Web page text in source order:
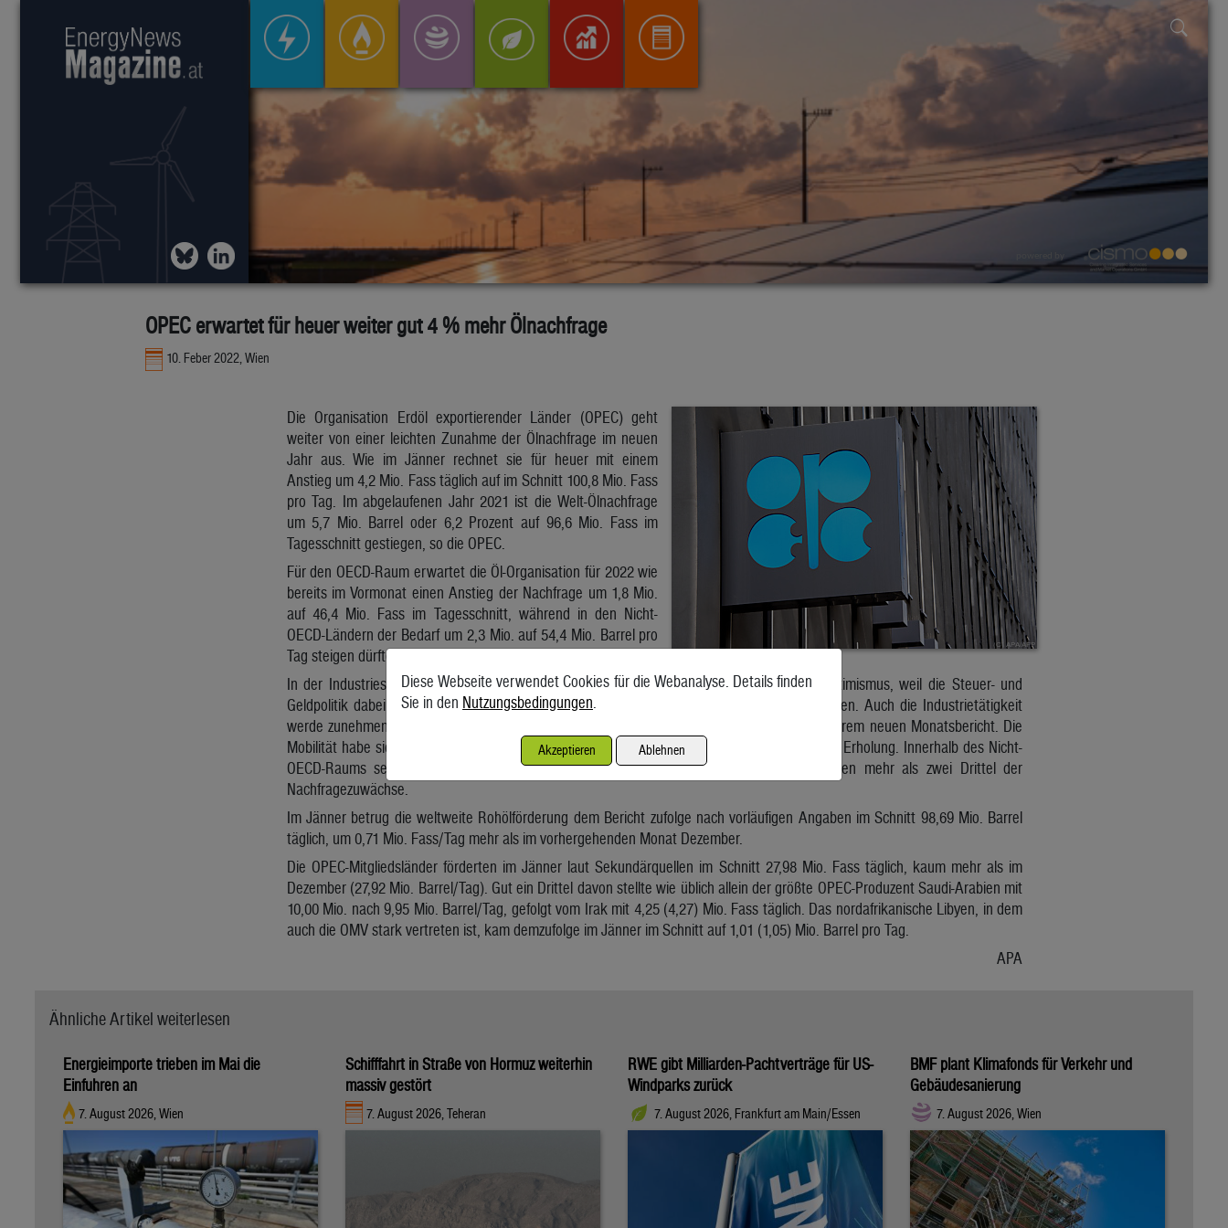
OPEC erwartet für heuer weiter gut 4 % mehr Ölnachfrage
10. Feber 2022, Wien
Die Organisation Erdöl exportierender Länder (OPEC) geht
weiter von einer leichten Zunahme der Ölnachfrage im neuen
Jahr aus. Wie im Jänner rechnet sie für heuer mit einem
Anstieg um 4,2 Mio. Fass täglich auf im Schnitt 100,8 Mio. Fass
pro Tag. Im abgelaufenen Jahr 2021 ist die Welt-Ölnachfrage
um 5,7 Mio. Barrel oder 6,2 Prozent auf 96,6 Mio. Fass im
Tagesschnitt gestiegen, so die OPEC.
Für den OECD-Raum erwartet die Öl-Organisation für 2022 wie
bereits im Vormonat einen Anstieg der Nachfrage um 1,8 Mio.
auf 46,4 Mio. Fass im Tagesschnitt, während in den Nicht-
OECD-Ländern der Bedarf um 2,3 Mio. auf 54,4 Mio. Barrel pro
Tag steigen dürfte.
In der Industriestaaten-Gemeinschaft OECD steige durch das Wirtschaftswachstum der Optimismus, weil die Steuer- und
Geldpolitik dabei helfe, die Omikron-Auswirkungen auf die Ölnachfrage mehr als auszugleichen. Auch die Industrietätigkeit
werde zunehmen und die Dieselnachfrage ankurbeln, erklärte die OPEC am Donnerstag in ihrem neuen Monatsbericht. Die
Mobilität habe sich bereits deutlich erholt, auch der Flugverkehr zeige schon Anzeichen einer Erholung. Innerhalb des Nicht-
OECD-Raums seien China, Indien und das übrige Asien die Haupttreiber, auf sie entfielen mehr als zwei Drittel der
Nachfragezuwächse.
Im Jänner betrug die weltweite Rohölförderung dem Bericht zufolge nach vorläufigen Angaben im Schnitt 98,69 Mio. Barrel
täglich, um 0,71 Mio. Fass/Tag mehr als im vorhergehenden Monat Dezember.
Die OPEC-Mitgliedsländer förderten im Jänner laut Sekundärquellen im Schnitt 27,98 Mio. Fass täglich, kaum mehr als im
Dezember (27,92 Mio. Barrel/Tag). Gut ein Drittel davon stellte wie üblich allein der größte OPEC-Produzent Saudi-Arabien mit
10,00 Mio. nach 9,95 Mio. Barrel/Tag, gefolgt vom Irak mit 4,25 (4,27) Mio. Fass täglich. Das nordafrikanische Libyen, in dem
auch die OMV stark vertreten ist, kam demzufolge im Jänner im Schnitt auf 1,01 (1,05) Mio. Barrel pro Tag.
APA
Ähnliche Artikel weiterlesen
Energieimporte trieben im Mai die
Einfuhren an
7. August 2026, Wien
Schifffahrt in Straße von Hormuz weiterhin
massiv gestört
7. August 2026, Teheran
RWE gibt Milliarden-Pachtverträge für US-
Windparks zurück
7. August 2026, Frankfurt am Main/Essen
BMF plant Klimafonds für Verkehr und
Gebäudesanierung
7. August 2026, Wien
Diese Webseite verwendet Cookies für die Webanalyse. Details finden
Sie in den Nutzungsbedingungen.
Akzeptieren Ablehnen